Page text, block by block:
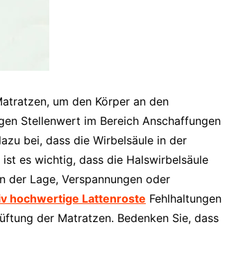
um den Körper an den
Stellenwert im Bereich Anschaffungen
bei, dass die Wirbelsäule in der
es wichtig, dass die Halswirbelsäule
Lage, Verspannungen oder
hochwertige Lattenroste Fehlhaltungen
der Matratzen. Bedenken Sie, dass